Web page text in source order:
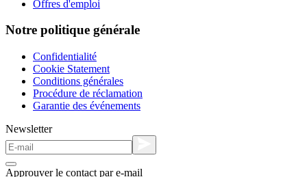
Offres d'emploi
Notre politique générale
Confidentialité
Cookie Statement
Conditions générales
Procédure de réclamation
Garantie des événements
Newsletter
Approuver le contact par e-mail